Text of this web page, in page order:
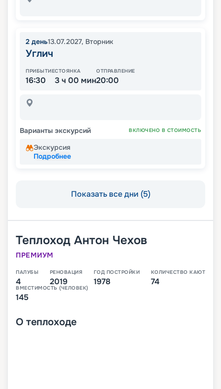
2 день13.07.2027, Вторник
Углич
ПРИБЫТИЕ
16:30
СТОЯНКА
3 ч 00 мин
ОТПРАВЛЕНИЕ
20:00
Варианты экскурсий ВКЛЮЧЕНО В СТОИМОСТЬ
Экскурсия
Подробнее
Показать все дни (5)
Теплоход Антон Чехов
ПРЕМИУМ
ПАЛУБЫ
4
РЕНОВАЦИЯ
2019
ГОД ПОСТРОЙКИ
1978
КОЛИЧЕСТВО КАЮТ
74
ВМЕСТИМОСТЬ (ЧЕЛОВЕК)
145
О теплоходе